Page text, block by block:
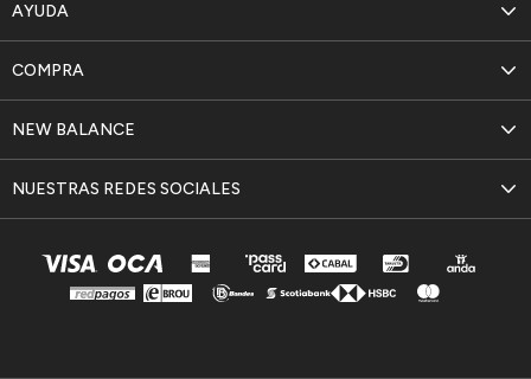
AYUDA
NEW BALANCE
COMPRA
NUESTRAS REDES SOCIALES